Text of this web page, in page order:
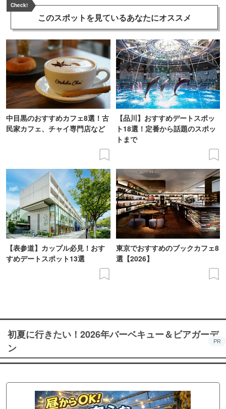
Check!
このスポットを見ているあなたにオススメ
中目黒のおすすめカフェ8選！古
民家カフェ、チャイ専門店など
【品川】おすすめデートスポッ
ト18選！定番から話題のスポッ
トまで
【表参道】カップル必見！おす
すめデートスポット13選
東京でおすすめのブックカフェ8
選【2026】
初夏に行きたい！2026年バーベキュー＆ビアガーデ
ン
PR